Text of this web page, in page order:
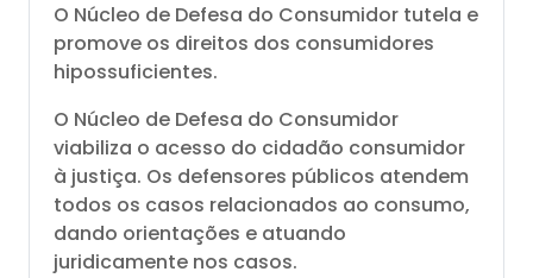
O Núcleo de Defesa do Consumidor tutela e
promove os direitos dos consumidores
hipossuficientes.
O Núcleo de Defesa do Consumidor
viabiliza o acesso do cidadão consumidor
à justiça. Os defensores públicos atendem
todos os casos relacionados ao consumo,
dando orientações e atuando
juridicamente nos casos.